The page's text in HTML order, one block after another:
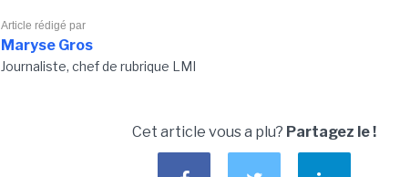
Article rédigé par
Maryse Gros
Journaliste, chef de rubrique LMI
Cet article vous a plu? Partagez le !